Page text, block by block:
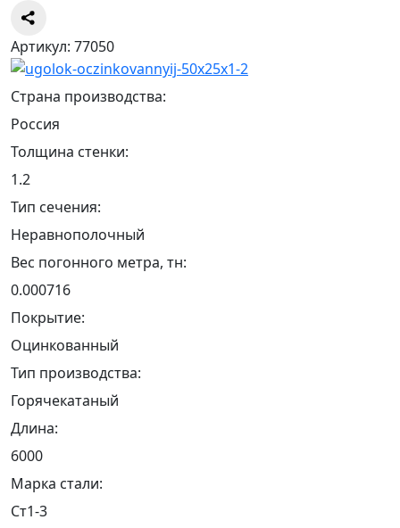
Артикул: 77050
Страна производства:
Россия
Толщина стенки:
1.2
Тип сечения:
Неравнополочный
Вес погонного метра, тн:
0.000716
Покрытие:
Оцинкованный
Тип производства:
Горячекатаный
Длина:
6000
Марка стали:
Ст1-3